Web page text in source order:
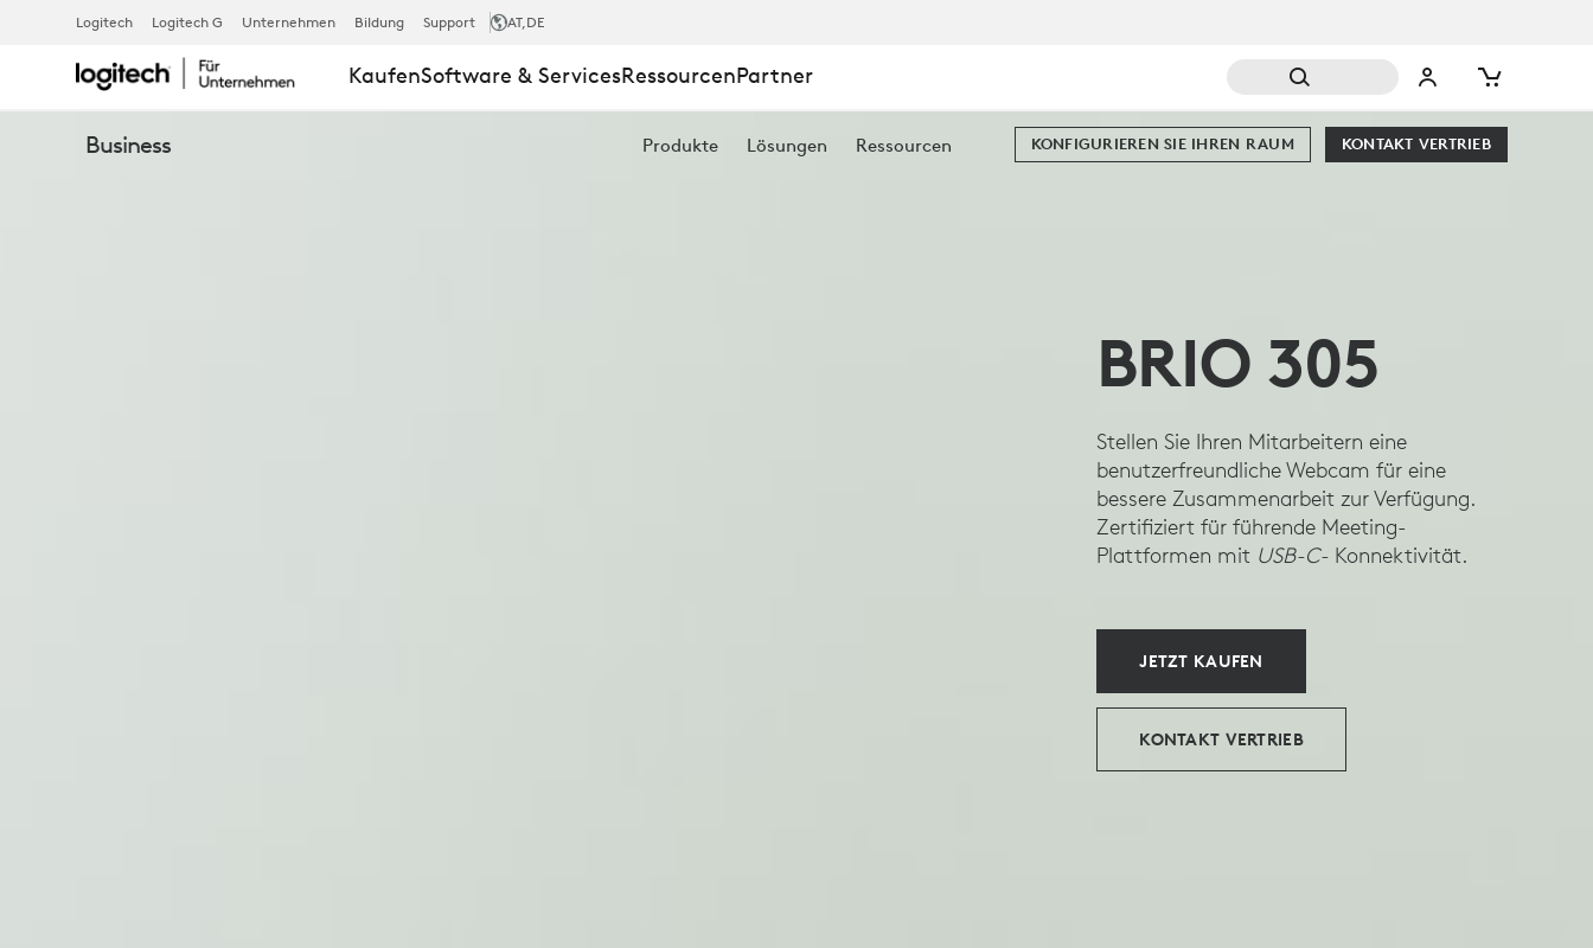
BRIO
305
Logitech Logitech G Unternehmen Bildung Support AT,DE
KaufenSoftware & ServicesRessourcenPartner
Business Produkte Lösungen Ressourcen KONTAKT VERTRIEB
KONFIGURIEREN SIE IHREN RAUM
BRIO 305
Stellen Sie Ihren Mitarbeitern eine
benutzerfreundliche Webcam für eine
bessere Zusammenarbeit zur Verfügung.
Zertifiziert für führende Meeting-
Plattformen mit USB-C- Konnektivität.
JETZT KAUFEN
KONTAKT VERTRIEB